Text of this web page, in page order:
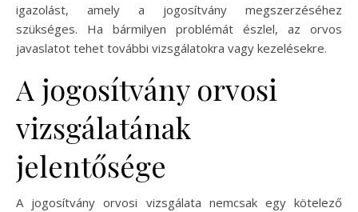
igazolást, amely a jogosítvány megszerzéséhez
szükséges. Ha bármilyen problémát észlel, az orvos
javaslatot tehet további vizsgálatokra vagy kezelésekre.
A jogosítvány orvosi
vizsgálatának
jelentősége
A jogosítvány orvosi vizsgálata nemcsak egy kötelező